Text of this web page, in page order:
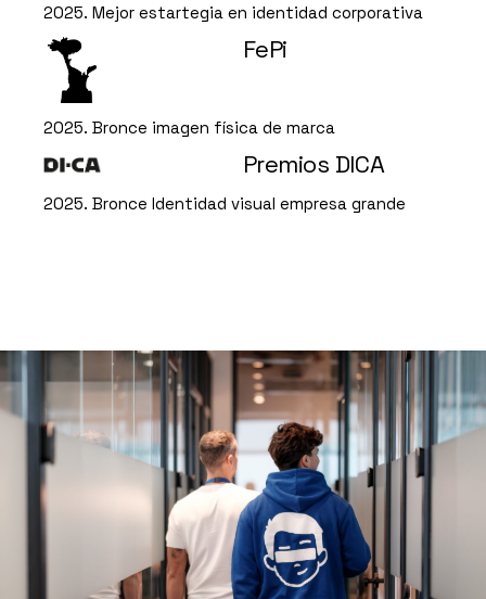
2025. Mejor estartegia en identidad corporativa
FePi
2025. Bronce imagen física de marca
Premios DICA
2025. Bronce Identidad visual empresa grande